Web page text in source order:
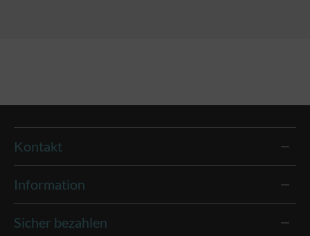
Kontakt
Information
Sicher bezahlen